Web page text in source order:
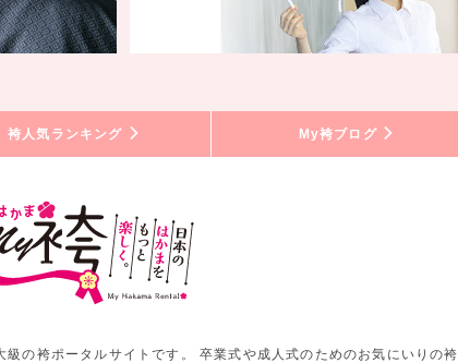
袴人気ランキング My袴ブログ
の袴ポータルサイトです。 卒業式や成人式のためのお気にいりの袴